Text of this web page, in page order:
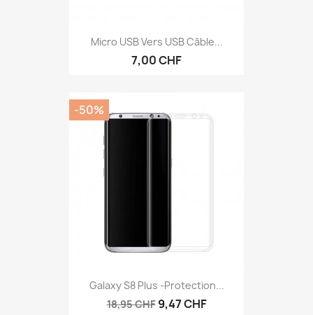
Micro USB Vers USB Câble...
7,00 CHF
Galaxy S8 Plus -protection...
18,95 CHF 9,47 CHF
-50%